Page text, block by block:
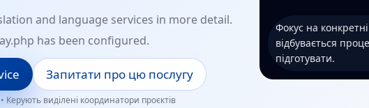
and language services in more detail.
has been configured.
Запитати про цю послугу
виділені координатори проєктів
Фокус на
відбувається
підготувати.